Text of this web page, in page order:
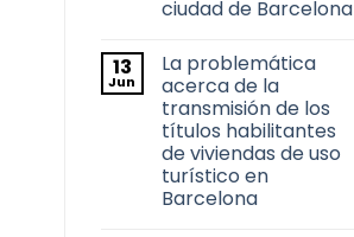
ciudad de Barcelona
comentarios
en
Derecho
de
adquisición
preferente
de
las
Administraciones
Públicas
13
Jun
La problemática
acerca de la
transmisión de los
títulos habilitantes
de viviendas de uso
turístico en
Barcelona